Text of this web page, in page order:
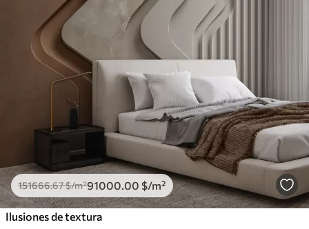
151666.67$/m²91000 .00 $/m²
Ilusiones de textura